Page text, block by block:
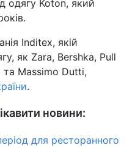
одягу Koton, який
Inditex, якій
як Zara, Bershka, Pull
та Massimo Dutti,
.
новини:
для ресторанного